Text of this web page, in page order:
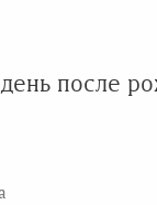
после